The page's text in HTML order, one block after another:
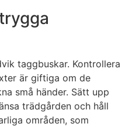
taggbuskar. Kontrollera
är giftiga om de
små händer. Sätt upp
trädgården och håll
områden, som